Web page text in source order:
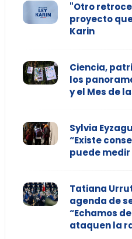
"Otro
proyecto
Karin
Ciencia,
los
y el Mes de
Sylvia
“Existe
puede
Tatiana
agenda de
“Echamos
ataquen la